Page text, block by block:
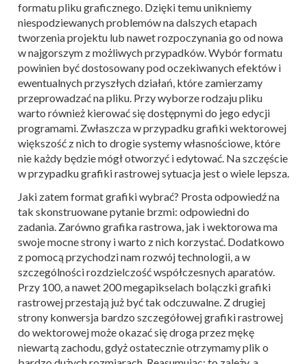
formatu pliku graficznego. Dzięki temu unikniemy
niespodziewanych problemów na dalszych etapach
tworzenia projektu lub nawet rozpoczynania go od nowa
w najgorszym z możliwych przypadków. Wybór formatu
powinien być dostosowany pod oczekiwanych efektów i
ewentualnych przyszłych działań, które zamierzamy
przeprowadzać na pliku. Przy wyborze rodzaju pliku
warto również kierować się dostępnymi do jego edycji
programami. Zwłaszcza w przypadku grafiki wektorowej
większość z nich to drogie systemy własnościowe, które
nie każdy będzie mógł otworzyć i edytować. Na szczęście
w przypadku grafiki rastrowej sytuacja jest o wiele lepsza.
Jaki zatem format grafiki wybrać? Prosta odpowiedź na
tak skonstruowane pytanie brzmi: odpowiedni do
zadania. Zarówno grafika rastrowa, jak i wektorowa ma
swoje mocne strony i warto z nich korzystać. Dodatkowo
z pomocą przychodzi nam rozwój technologii, a w
szczególności rozdzielczość współczesnych aparatów.
Przy 100, a nawet 200 megapikselach bolączki grafiki
rastrowej przestają już być tak odczuwalne. Z drugiej
strony konwersja bardzo szczegółowej grafiki rastrowej
do wektorowej może okazać się droga przez mękę
niewartą zachodu, gdyż ostatecznie otrzymamy plik o